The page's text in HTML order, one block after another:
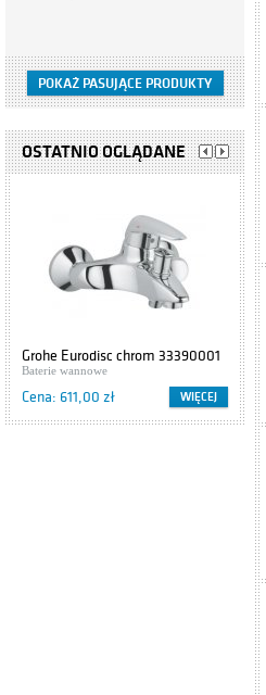
OSTATNIO OGLĄDANE
Grohe Eurodisc chrom 33390001
Baterie wannowe
Cena: 611,00 zł WIĘCEJ